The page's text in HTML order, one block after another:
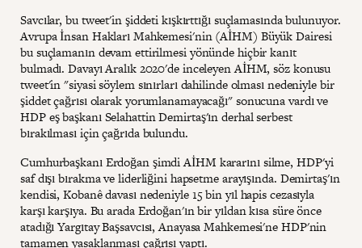
Savcılar, bu tweet'in şiddeti kışkırttığı suçlamasında bulunuyor.
Avrupa İnsan Hakları Mahkemesi'nin (AİHM) Büyük Dairesi
bu suçlamanın devam ettirilmesi yönünde hiçbir kanıt
bulmadı. Davayı Aralık 2020'de inceleyen AİHM, söz konusu
tweet'in "siyasi söylem sınırları dahilinde olması nedeniyle bir
şiddet çağrısı olarak yorumlanamayacağı" sonucuna vardı ve
HDP eş başkanı Selahattin Demirtaş'ın derhal serbest
bırakılması için çağrıda bulundu.
Cumhurbaşkanı Erdoğan şimdi AİHM kararını silme, HDP'yi
saf dışı bırakma ve liderliğini hapsetme arayışında. Demirtaş'ın
kendisi, Kobanê davası nedeniyle 15 bin yıl hapis cezasıyla
karşı karşıya. Bu arada Erdoğan'ın bir yıldan kısa süre önce
atadığı Yargıtay Başsavcısı, Anayasa Mahkemesi'ne HDP'nin
tamamen yasaklanması çağrısı yaptı.